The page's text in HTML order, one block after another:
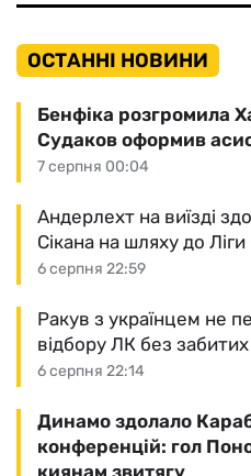
ОСТАННІ НОВИНИ
7 серпня 00:04
Бенфіка розгромила
Судаков оформив
6 серпня 22:59
Андерлехт на виїзді
Сікана на шляху до
6 серпня 22:14
Ракув з українцем не
відбору ЛК без забитих
Динамо здолало
конференцій: гол
киянам звитягу